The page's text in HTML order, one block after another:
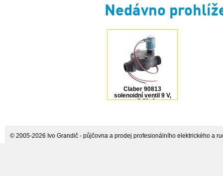
Nedávno
Claber 90813
solenoidní ventil 9 V,
1“ vnější závit
© 2005-2026 Ivo Grandič - půjčovna a prodej profesionálního elektrického a